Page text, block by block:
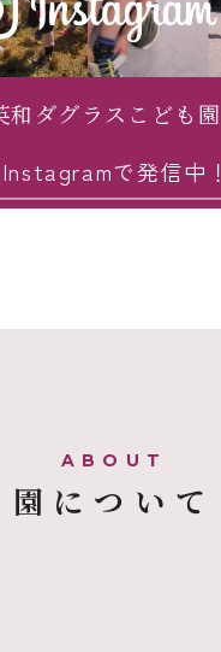
和ダグラスこども園
で発信中！
園について